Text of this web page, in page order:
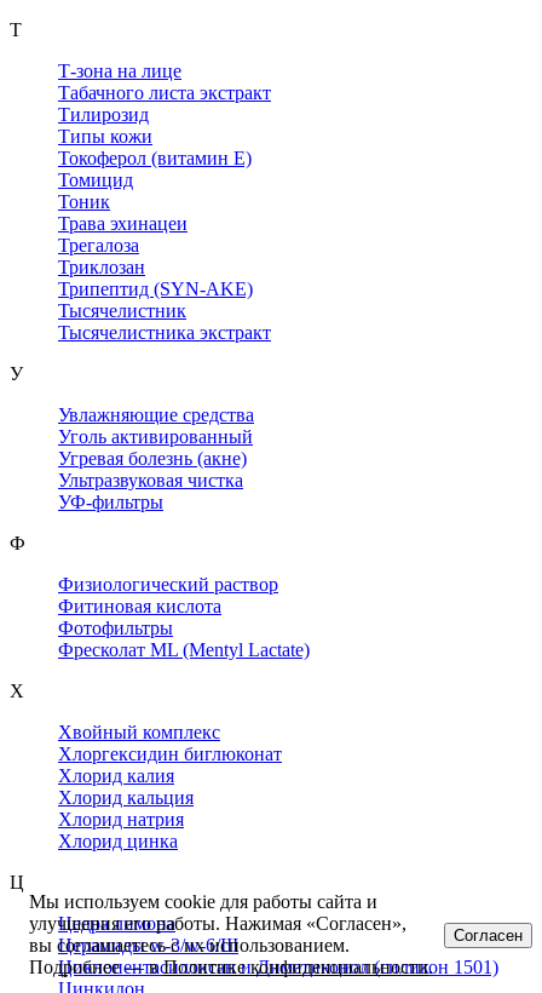
Т
Т-зона на лице
Табачного листа экстракт
Тилирозид
Типы кожи
Токоферол (витамин Е)
Томицид
Тоник
Трава эхинацеи
Трегалоза
Триклозан
Трипептид (SYN-AKE)
Тысячелистник
Тысячелистника экстракт
У
Увлажняющие средства
Уголь активированный
Угревая болезнь (акне)
Ультразвуковая чистка
УФ-фильтры
Ф
Физиологический раствор
Фитиновая кислота
Фотофильтры
Фресколат ML (Mentyl Lactate)
Х
Хвойный комплекс
Хлоргексидин биглюконат
Хлорид калия
Хлорид кальция
Хлорид натрия
Хлорид цинка
Ц
Цедра лимона
Церамиды w-3/w-6/III
Циклопентасилоксан и Диметиконол (силикон 1501)
Цинкидон
Мы используем cookie для работы сайта и
улучшения его работы. Нажимая «Согласен»,
вы соглашаетесь с их использованием.
Подробнее — вПолитике конфиденциальности.
Согласен